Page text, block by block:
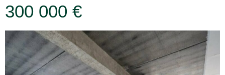
300 000 €